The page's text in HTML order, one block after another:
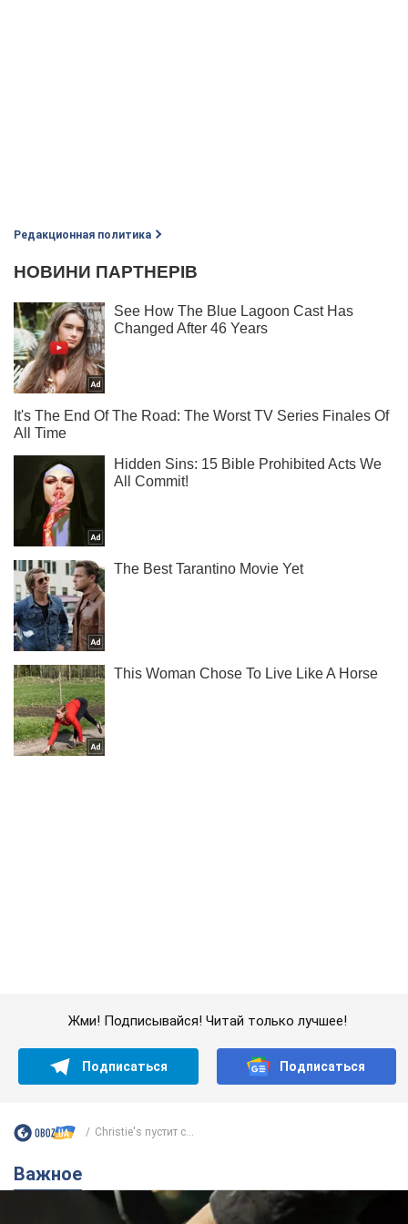
Редакционная политика
АЗС "готовятся" существенно повышать цены:
украинцам рассказали, чего ожидать